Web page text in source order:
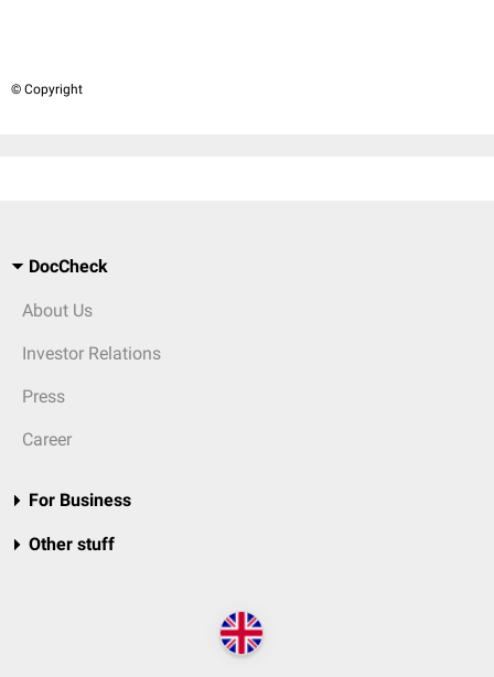
© Copyright
DocCheck
About Us
Investor Relations
Press
Career
For Business
Other stuff